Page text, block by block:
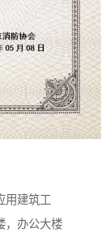
用建筑工
，办公大楼